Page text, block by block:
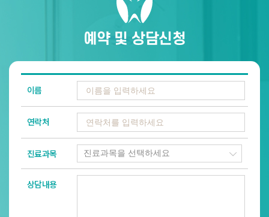
예약 및 상담신청
이름
연락처
진료과목
상담내용